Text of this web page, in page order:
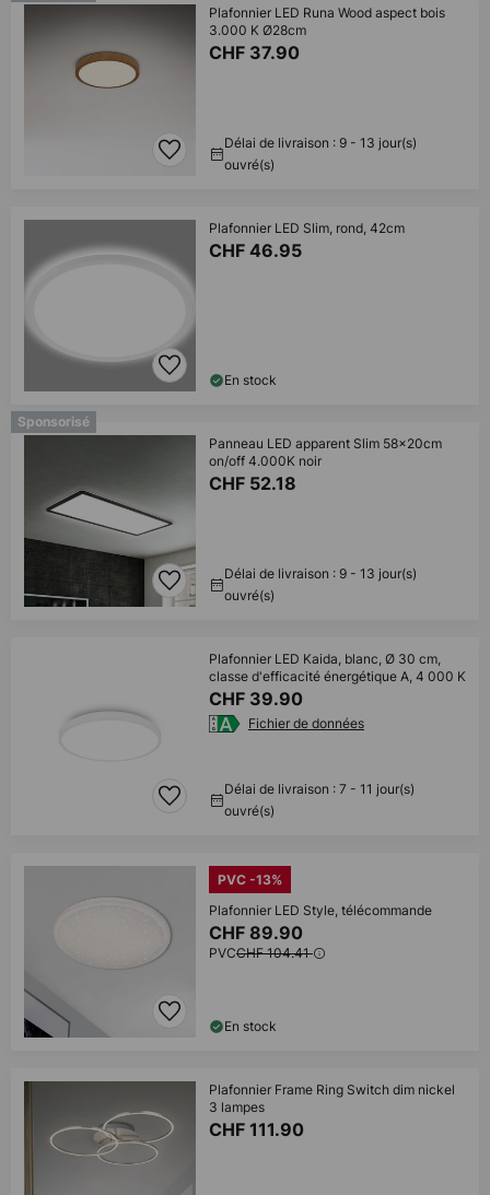
Plafonnier LED Runa Wood aspect bois
3.000 K Ø28cm
CHF 37.90
Délai de livraison : 9 - 13 jour(s)
ouvré(s)
Plafonnier LED Slim, rond, 42cm
CHF 46.95
En stock
Sponsorisé
Panneau LED apparent Slim 58x20cm
on/off 4.000K noir
CHF 52.18
Délai de livraison : 9 - 13 jour(s)
ouvré(s)
Plafonnier LED Kaida, blanc, Ø 30 cm,
classe d'efficacité énergétique A, 4 000 K
CHF 39.90
Fichier de données
Délai de livraison : 7 - 11 jour(s)
ouvré(s)
PVC -13%
Plafonnier LED Style, télécommande
CHF 89.90
PVCCHF 104.41
En stock
Plafonnier Frame Ring Switch dim nickel
3 lampes
CHF 111.90